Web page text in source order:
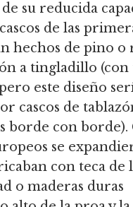
su reducida
de las
hechos de pino o
a tingladillo (con
este diseño
cascos de
borde con borde).
se
con teca de
o maderas duras